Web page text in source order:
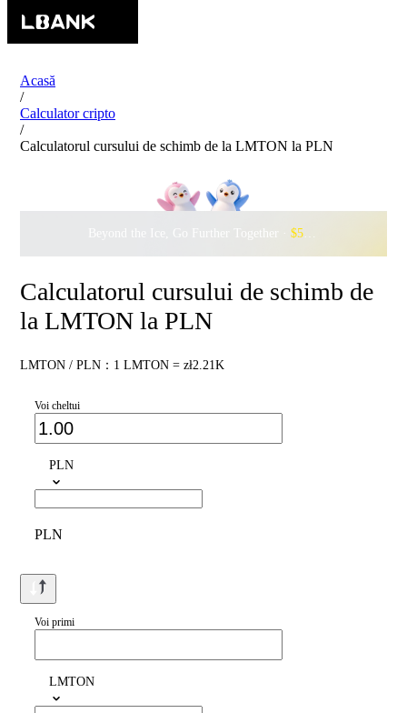
Acasă
/
Calculator cripto
/
Calculatorul cursului de schimb de la LMTON la PLN
Beyond the Ice, Go Further Together · $500,000
Calculatorul cursului de schimb de
la LMTON la PLN
LMTON / PLN：1 LMTON = zł2.21K
Voi cheltui
PLN
PLN
Voi primi
LMTON